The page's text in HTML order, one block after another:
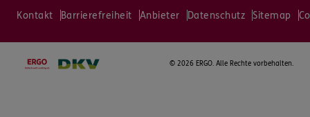
Kontakt Barrierefreiheit Anbieter Datenschutz Sitemap
© 2026 ERGO. Alle Rechte vorbehalten.